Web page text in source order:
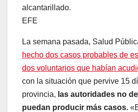
alcantarillado.
EFE
La semana pasada, Salud
hecho dos casos probables de
dos voluntarios que habían
con la situación que pervive 15
provincia, las autoridades no
puedan producir más casos.